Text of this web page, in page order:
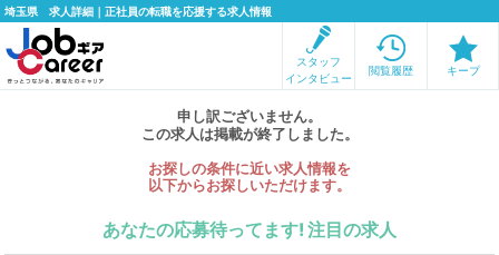
埼玉県 求人詳細｜正社員の転職を応援する求人情報
スタッフ
インタビュー
閲覧履歴 キープ
申し訳ございません。
この求人は掲載が終了しました。
お探しの条件に近い求人情報を
以下からお探しいただけます。
あなたの応募待ってます! 注目の求人